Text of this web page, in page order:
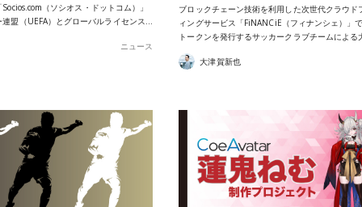
（ソシオス・ドットコム）」
盟（UEFA）とグローバルライセンス…
ニュース
ブロックチェーン技術を利用した次世代クラウド
ィングサービス「FiNANCiE（フィナンシェ）」
トークンを発行するサッカークラブチームによ
大津賀新也